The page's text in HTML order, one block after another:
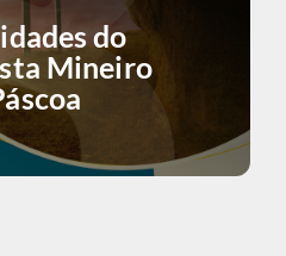
do
Mineiro